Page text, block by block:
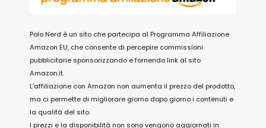
Polo Nerd è un sito che partecipa al Programma Affiliazione
Amazon EU, che consente di percepire commissioni
pubblicitarie sponsorizzando e fornendo link al sito
Amazon.it.
L’affiliazione con Amazon non aumenta il prezzo del prodotto,
ma ci permette di migliorare giorno dopo giorno i contenuti e
la qualità del sito.
I prezzi e la disponibilità non sono vengono aggiornati in